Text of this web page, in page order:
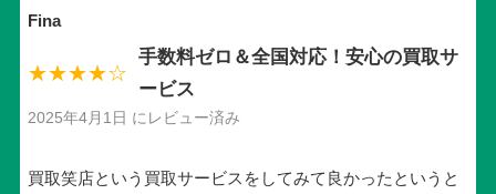
Fina
★★★★☆
手数料ゼロ＆全国対応！安心の買取サ
ービス
2025年4月1日 にレビュー済み
買取笑店という買取サービスをしてみて良かったというと